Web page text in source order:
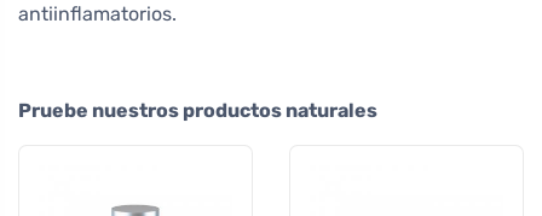
antiinflamatorios.
Pruebe nuestros productos naturales